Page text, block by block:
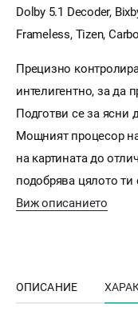
Dolby 5.1 Decoder,
Frameless, Tizen,
Прецизно
интелигентно, за да
Подготви се за ясни
Мощният процесор
на картината до
подобрява цялото
Виж описанието
ОПИСАНИЕ